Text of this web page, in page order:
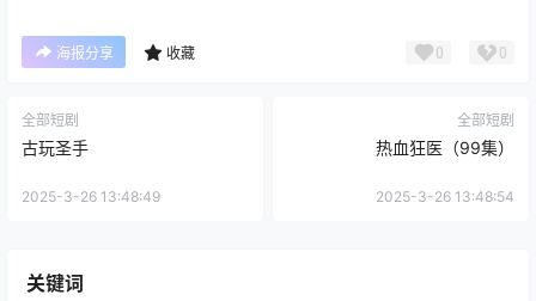
海报分享 收藏 0 0
全部短剧
古玩圣手
2025-3-26 13:48:49
全部短剧
热血狂医（99集）
2025-3-26 13:48:54
关键词